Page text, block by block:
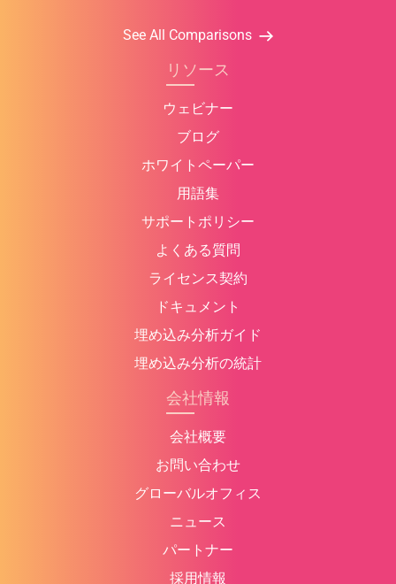
See All Comparisons
リソース
ウェビナー
ブログ
ホワイトペーパー
用語集
サポートポリシー
よくある質問
ライセンス契約
ドキュメント
埋め込み分析ガイド
埋め込み分析の統計
会社情報
会社概要
お問い合わせ
グローバルオフィス
ニュース
パートナー
採用情報